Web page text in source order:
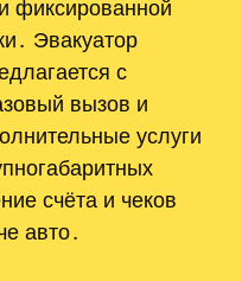
фиксированной
Эвакуатор
с
вызов и
услуги
счёта и чеков
авто․